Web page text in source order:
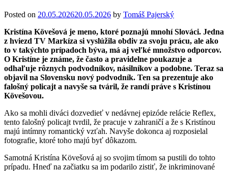
Posted on 20.05.202620.05.2026 by Tomáš Pajerský
Kristína Kövešová je meno, ktoré poznajú mnohí Slováci. Jedna
z hviezd TV Markíza si vyslúžila obdiv za svoju prácu, ale ako
to v takýchto prípadoch býva, má aj veľké množstvo odporcov.
O Kristíne je známe, že často a pravidelne poukazuje a
odhaľuje rôznych podvodníkov, násilníkov a podobne. Teraz sa
objavil na Slovensku nový podvodník. Ten sa prezentuje ako
falošný policajt a navyše sa tváril, že randí práve s Kristínou
Kövešovou.
Ako sa mohli diváci dozvedieť v nedávnej epizóde relácie Reflex,
tento falošný policajt tvrdil, že pracuje v zahraničí a že s Kristínou
majú intímny romantický vzťah. Navyše dokonca aj rozposielal
fotografie, ktoré toho majú byť dôkazom.
Samotná Kristína Kövešová aj so svojim tímom sa pustili do tohto
prípadu. Hneď na začiatku sa im podarilo zistiť, že inkriminované